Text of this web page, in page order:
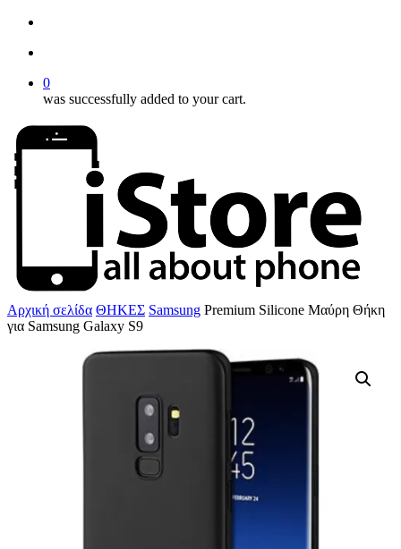
0
was successfully added to your cart.
Αρχική σελίδα ΘΗΚΕΣ Samsung Premium Silicone Μαύρη Θήκη
για Samsung Galaxy S9